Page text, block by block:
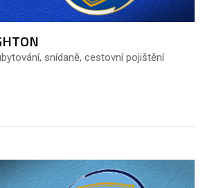
snídaně, cestovní pojištění